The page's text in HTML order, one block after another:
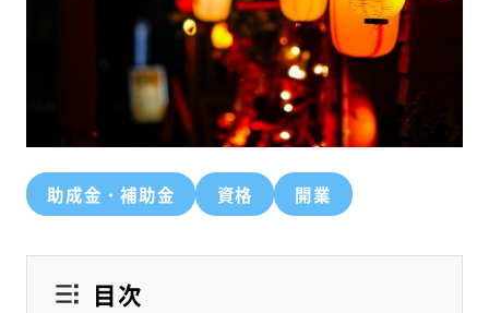
助成金・補助金 資格 開業
目次